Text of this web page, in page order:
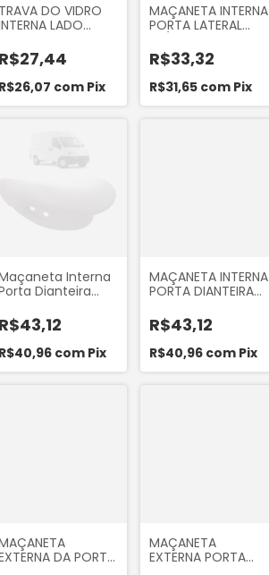
TRAVA DO VIDRO
LADO
BESTA 2.2 2.7 ASIA
TOPIC 2.7 1994 A
1999 ORIGINAL
KOREA
R$27,44
R$26,07 com Pix
MAÇANETA INTERNA
PORTA LATERAL
MITSUBISHI L300
R$33,32
R$31,65 com Pix
Interna
Dianteira
Ducato 1998 a
2005 da Marca ORI
40287
R$43,12
R$40,96 com Pix
MAÇANETA INTERNA
PORTA DIANTEIRA
DUCATO 1998 A
2005 ORI 40286
R$43,12
R$40,96 com Pix
DA PORTA
MAÇANETA
EXTERNA PORTA